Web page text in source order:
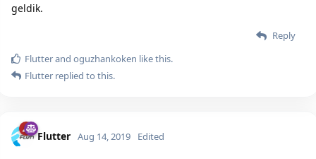
geldik.
Reply
Flutterand oguzhankoken like this.
Flutter replied to this.
Flutter Aug 14, 2019 Edited